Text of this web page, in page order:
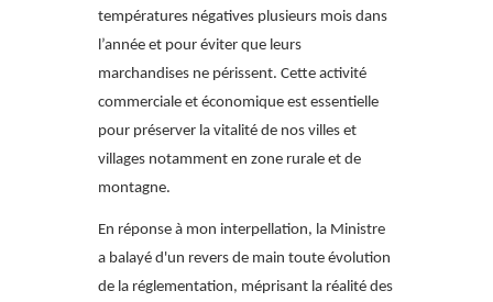
températures négatives plusieurs mois dans
l’année et pour éviter que leurs
marchandises ne périssent. Cette activité
commerciale et économique est essentielle
pour préserver la vitalité de nos villes et
villages notamment en zone rurale et de
montagne.
En réponse à mon interpellation, la Ministre
a balayé d'un revers de main toute évolution
de la réglementation, méprisant la réalité des